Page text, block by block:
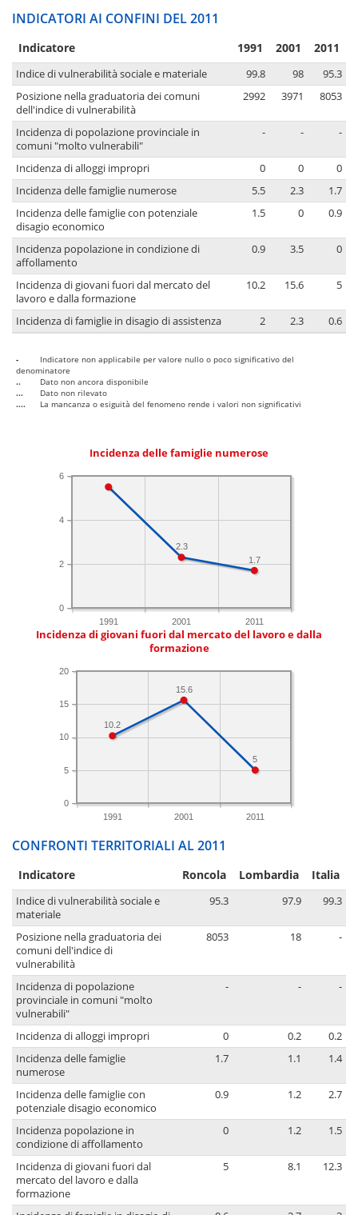
INDICATORI AI CONFINI DEL 2011
Indicatore 1991 2001 2011
Indice di vulnerabilità sociale e materiale 99.8 98
95.3
Posizione nella graduatoria dei comuni
dell'indice di vulnerabilità
2992 3971 8053
Incidenza di popolazione provinciale in
comuni "molto vulnerabili"
- - -
Incidenza di alloggi impropri 0 0
0
Incidenza delle famiglie numerose
5.5 2.3
1.7
Incidenza delle famiglie con potenziale
disagio economico
1.5 0 0.9
Incidenza popolazione in condizione di
affollamento
0.9 3.5 0
Incidenza di giovani fuori dal mercato del
lavoro e dalla formazione
10.2 15.6 5
Incidenza di famiglie in disagio di assistenza 2 2.3 0.6
-
Indicatore non applicabile per valore nullo o poco significativo del
denominatore
..
Dato non ancora disponibile
...
Dato non rilevato
....
La mancanza o esiguità del fenomeno rende i valori non significativi
Incidenza delle famiglie numerose
1991 2001 2011
0
2
4
6
1.7
2.3
Incidenza di giovani fuori dal mercato del lavoro e dalla
formazione
1991 2001 2011
0
5
10
15
20
5
15.6
10.2
CONFRONTI TERRITORIALI AL 2011
Indicatore Roncola Lombardia Italia
Indice di vulnerabilità sociale e
materiale
95.3 97.9 99.3
Posizione nella graduatoria dei
comuni dell'indice di
vulnerabilità
8053 18 -
Incidenza di popolazione
provinciale in comuni "molto
vulnerabili"
- - -
Incidenza di alloggi impropri 0 0.2
0.2
Incidenza delle famiglie
numerose
1.7 1.1 1.4
Incidenza delle famiglie con
potenziale disagio economico
0.9 1.2 2.7
Incidenza popolazione in
condizione di affollamento
0 1.2 1.5
Incidenza di giovani fuori dal
mercato del lavoro e dalla
formazione
5 8.1 12.3